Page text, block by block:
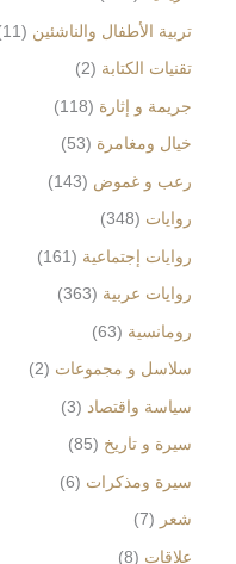
تربية الأطفال والناشئين 11
تقنيات الكتابة 2
جريمة و إثارة 118
خيال ومغامرة 53
رعب و غموض 143
روايات 348
روايات إجتماعية 161
روايات عربية 363
رومانسية 63
سلاسل و مجموعات 2
سياسة واقتصاد
3
سيرة و تاريخ 85
سيرة ومذكرات 6
شعر
7
علاقات 8